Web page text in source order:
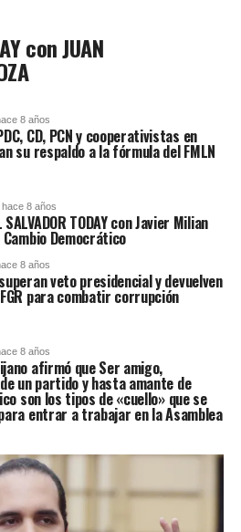
con JUAN
8 años
CD, PCN y cooperativistas en
su respaldo a la fórmula del FMLN
hace 8 años
SALVADOR TODAY con Javier Milian
Democrático
8 años
veto presidencial y devuelven
para combatir corrupción
8 años
afirmó que Ser amigo,
un partido y hasta amante de
son los tipos de «cuello» que se
entrar a trabajar en la Asamblea